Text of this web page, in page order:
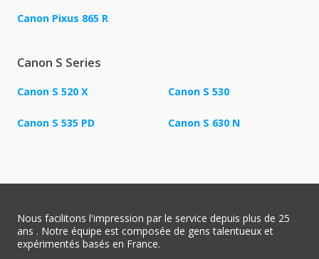
Canon Pixus 865 R
Canon S Series
Canon S 520 X Canon S 530
Canon S 535 PD Canon S 630 N
Nous facilitons l'impression par le service depuis plus de 25
ans . Notre équipe est composée de gens talentueux et
expérimentés basés en France.